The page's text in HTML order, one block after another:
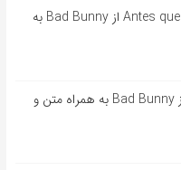
آهنگ اسپانیایی Antes que se acabe از Bad Bunny به
آهنگ اسپانیایی BOKeTE از Bad Bunny به همراه متن و